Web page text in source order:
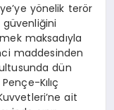
yönelik terör
güvenliğini
maksadıyla
maddesinden
dün
Kılıç
ait